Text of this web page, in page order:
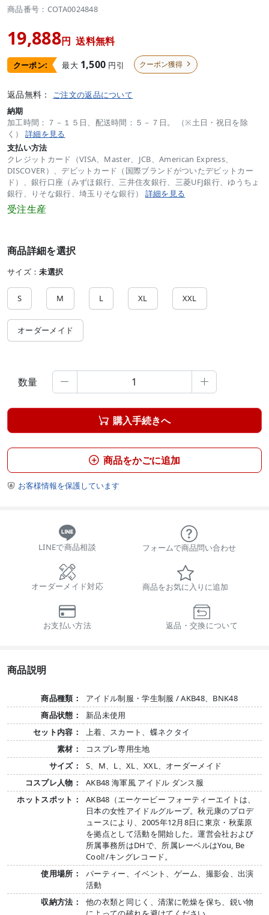
商品番号：COTA0024848
19,888円 送料無料
クーポン: 最大 1,500 円引 クーポン獲得 
返品無料： ご注文の返品について
納期
加工時間：７－１５日、配送時間：５－７日。 （※土日・祝日を除
く） 詳細を見る
支払い方法
クレジットカード（VISA、Master、JCB、American Express、
DISCOVER）、デビットカード（国際ブランドがついたデビットカー
ド）、銀行口座（みずほ銀行、三井住友銀行、三菱UFJ銀行、ゆうちょ
銀行、りそな銀行、埼玉りそな銀行） 詳細を見る
受注生産
商品詳細を選択
サイズ：未選択
S M L XL XXL
オーダーメイド
数量  
 購入手続きへ
 商品をかごに追加
 お客様情報を保護しています
LINEで商品相談 フォームで商品問い合わせ
オーダーメイド対応 商品をお気に入りに追加
お支払い方法 返品・交換について
商品説明
商品種類：
アイドル制服・学生制服 / AKB48、BNK48
商品状態：
新品未使用
セット内容：
上着、スカート、蝶ネクタイ
素材：
コスプレ専用生地
サイズ：
S、M、L、XL、XXL、オーダーメイド
コスプレ人物：
AKB48 海軍風 アイドル ダンス服
ホットスポット：
AKB48（エーケービー フォーティーエイトは、
日本の女性アイドルグループ。秋元康のプロデ
ュースにより、2005年12月8日に東京・秋葉原
を拠点として活動を開始した。運営会社および
所属事務所はDHで、所属レーベルはYou, Be
Cool!/キングレコード。
使用場所：
パーティー、イベント、ゲーム、撮影会、出演
活動
収納方法：
他の衣類と同じく、清潔に乾燥を保ち、鋭い物